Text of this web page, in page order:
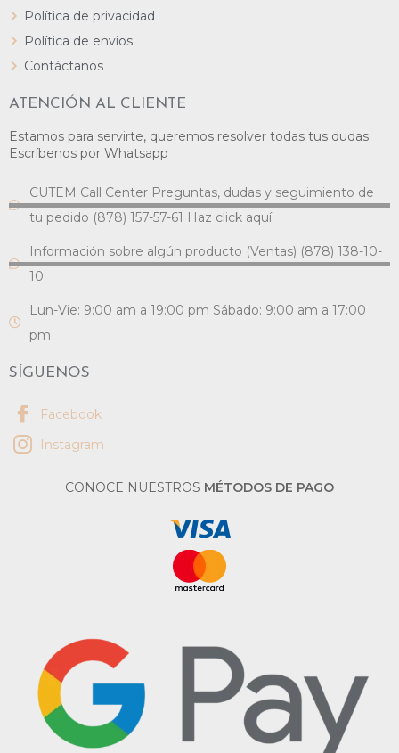
Política de privacidad
Política de envios
Contáctanos
ATENCIÓN AL CLIENTE
Estamos para servirte, queremos resolver todas tus dudas.
Escríbenos por Whatsapp
CUTEM Call Center Preguntas, dudas y seguimiento de
tu pedido (878) 157-57-61 Haz click aquí
Información sobre algún producto (Ventas) (878) 138-10-
10
Lun-Vie: 9:00 am a 19:00 pm Sábado: 9:00 am a 17:00
pm
SÍGUENOS
Facebook
Instagram
CONOCE NUESTROS MÉTODOS DE PAGO